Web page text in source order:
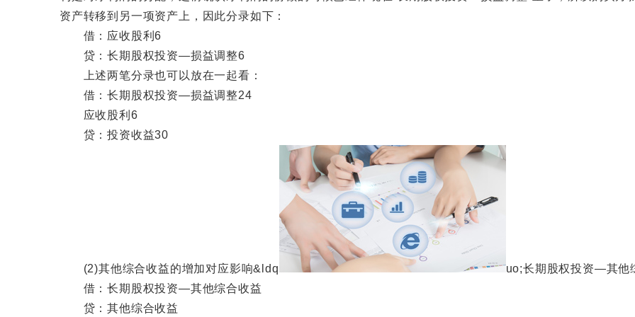
资产转移到另一项资产上，因此分录如下：
借：应收股利6
贷：长期股权投资—损益调整6
上述两笔分录也可以放在一起看：
借：长期股权投资—损益调整24
应收股利6
贷：投资收益30
(2)其他综合收益的增加对应影响&ldq
uo;长期股权投资—其他
借：长期股权投资—其他综合收益
贷：其他综合收益